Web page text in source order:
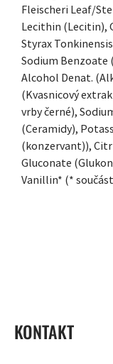
Fleischeri Leaf/
Lecithin (Lecitin),
Styrax
Sodium Benzoate
Alcohol Denat.
(Kvasnicový
vrby černé),
(Ceramidy),
(konzervant)),
Gluconate
Vanillin* (*
KONTAKT